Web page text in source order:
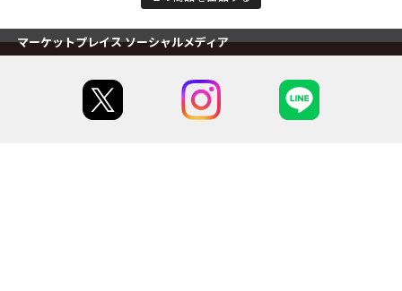
マーケットプレイス ソーシャルメディア